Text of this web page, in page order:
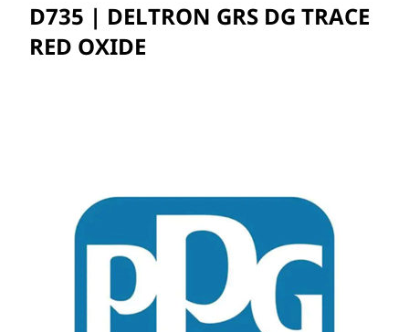
D735 | DELTRON GRS DG TRACE
RED OXIDE